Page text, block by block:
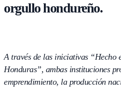
orgullo hondureño.
A través de las iniciativas “Hecho
Honduras”, ambas instituciones
emprendimiento, la producción